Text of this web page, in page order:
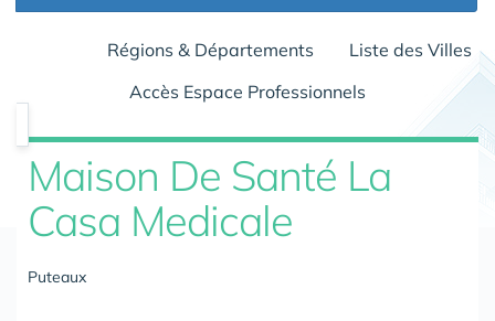
Régions & Départements
Liste des Villes
Accès Espace Professionnels
Maison De Santé La
Casa Medicale
Puteaux